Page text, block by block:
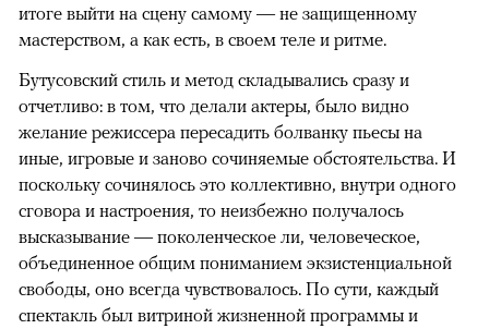
итоге выйти на сцену самому — не защищенному
мастерством, а как есть, в своем теле и ритме.
Бутусовский стиль и метод складывались сразу и
отчетливо: в том, что делали актеры, было видно
желание режиссера пересадить болванку пьесы на
иные, игровые и заново сочиняемые обстоятельства. И
поскольку сочинялось это коллективно, внутри одного
сговора и настроения, то неизбежно получалось
высказывание — поколенческое ли, человеческое,
объединенное общим пониманием экзистенциальной
свободы, оно всегда чувствовалось. По сути, каждый
спектакль был витриной жизненной программы и